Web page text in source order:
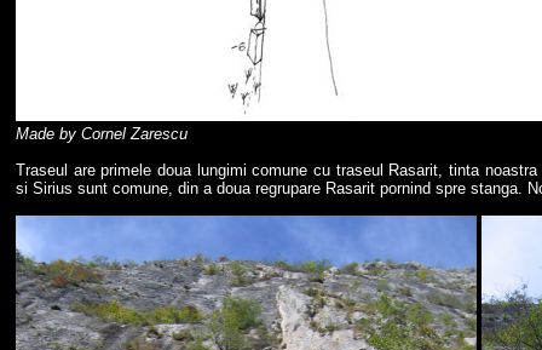
Made by Cornel Zarescu
Traseul are primele doua lungimi comune cu traseul Rasarit, tinta
si Sirius sunt comune, din a doua regrupare Rasarit pornind spre stanga.